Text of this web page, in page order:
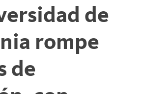
de
rompe
de